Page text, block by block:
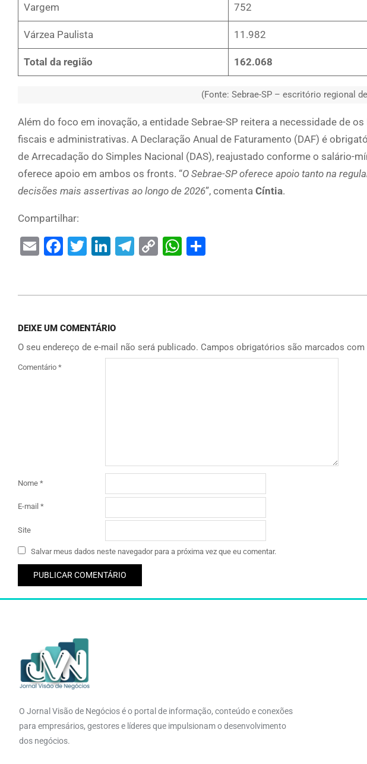
Vargem 752
Várzea Paulista 11.982
Total da região 162.068
(Fonte: Sebrae-SP – escritório regional
Além do foco em inovação, a entidade Sebrae-SP reitera a necessidade de
fiscais e administrativas. A Declaração Anual de Faturamento (DAF) é
de Arrecadação do Simples Nacional (DAS), reajustado conforme o salário-
oferece apoio em ambos os fronts. “O Sebrae-SP oferece apoio tanto na
decisões mais assertivas ao longo de 2026”, comenta Cíntia.
Compartilhar:
EmailFacebook
Twitter
LinkedIn
Telegram
CopyWhatsApp
DEIXE UM COMENTÁRIO
O seu endereço de e-mail não será publicado. Campos obrigatórios são marcados com
Comentário *
Nome *
E-mail *
Site
Salvar meus dados neste navegador para a próxima vez que eu comentar.
O Jornal Visão de Negócios é o portal de informação, conteúdo e conexões
para empresários, gestores e líderes que impulsionam o desenvolvimento
dos negócios.